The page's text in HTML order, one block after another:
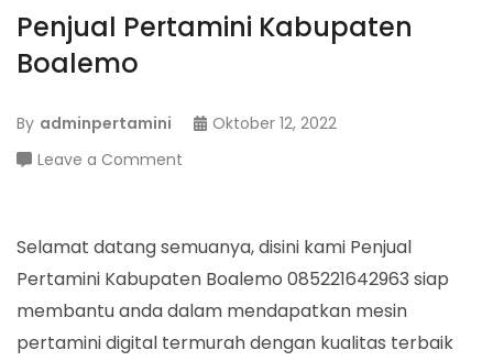
Penjual Pertamini Kabupaten
Boalemo
By adminpertamini
Oktober 12, 2022
Leave a Comment
Kabupaten
Boalemo
Selamat datang semuanya, disini kami Penjual
Pertamini Kabupaten Boalemo 085221642963 siap
membantu anda dalam mendapatkan mesin
pertamini digital termurah dengan kualitas terbaik